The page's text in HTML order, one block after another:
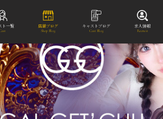
ト一覧 店舗ブログ
Shop Blog
キャストブログ
Cast Blog
求人情報
Recruit